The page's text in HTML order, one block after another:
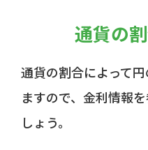
通貨の
通貨の割合によって
ますので、 金利情報
しょう。